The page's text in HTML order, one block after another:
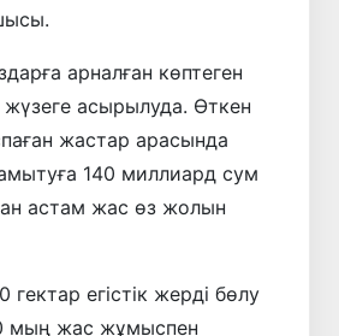
арналған көптеген
асырылуда. Өткен
жастар арасында
140 миллиард сум
астам жас өз жолын
егістік жерді бөлу
мың жас жұмыспен